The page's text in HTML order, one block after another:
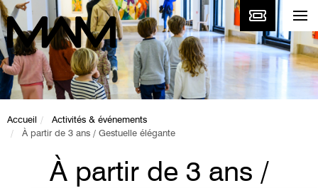
Accueil
Activités & événements
À partir de 3 ans / Gestuelle élégante
À partir de 3 ans /